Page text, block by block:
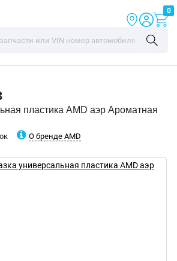
0
пластика AMD аэр Ароматная
О бренде AMD